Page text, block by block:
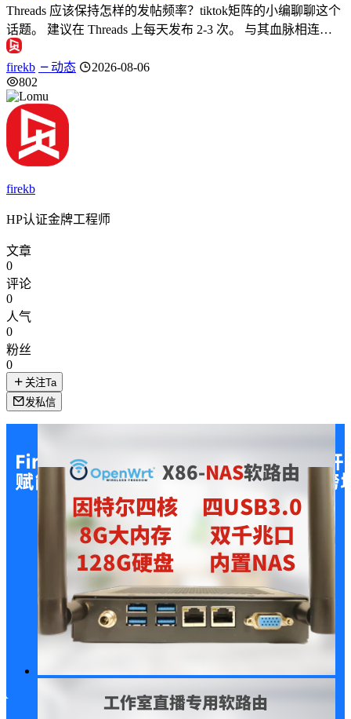
Threads 应该保持怎样的发帖频率？tiktok矩阵的小编聊聊这个
话题。 建议在 Threads 上每天发布 2-3 次。 与其血脉相连…
firekb 动态
2026-08-06
802
firekb
HP认证金牌工程师
文章
0
评论
0
人气
0
粉丝
0
关注Ta
发私信